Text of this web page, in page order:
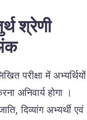
श्रेणी
परीक्षा में अभ्यर्थियों
अनिवार्य होगा ।
दिव्यांग अभ्यर्थी एवं